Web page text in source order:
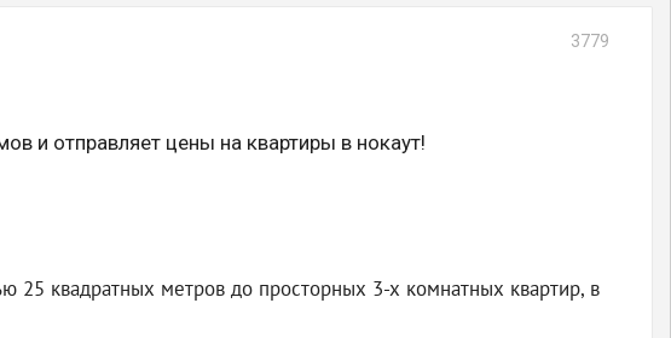
3779
и отправляет цены на квартиры в нокаут!
25 квадратных метров до просторных 3-х комнатных квартир, в